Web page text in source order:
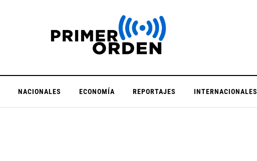
NACIONALES ECONOMÍA REPORTAJES INTERNACIONALES